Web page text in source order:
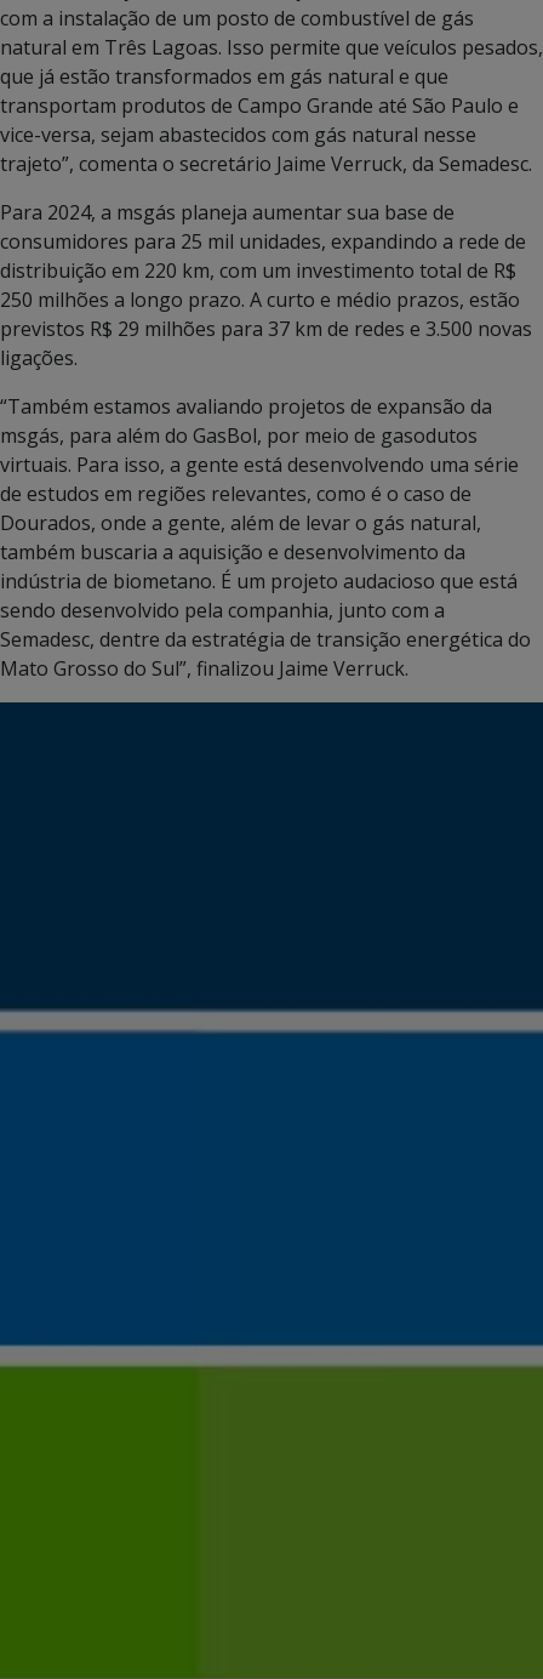
com a instalação de um posto de combustível de gás
natural em Três Lagoas. Isso permite que veículos pesados,
que já estão transformados em gás natural e que
transportam produtos de Campo Grande até São Paulo e
vice-versa, sejam abastecidos com gás natural nesse
trajeto”, comenta o secretário Jaime Verruck, da Semadesc.
Para 2024, a msgás planeja aumentar sua base de
consumidores para 25 mil unidades, expandindo a rede de
distribuição em 220 km, com um investimento total de R$
250 milhões a longo prazo. A curto e médio prazos, estão
previstos R$ 29 milhões para 37 km de redes e 3.500 novas
ligações.
“Também estamos avaliando projetos de expansão da
msgás, para além do GasBol, por meio de gasodutos
virtuais. Para isso, a gente está desenvolvendo uma série
de estudos em regiões relevantes, como é o caso de
Dourados, onde a gente, além de levar o gás natural,
também buscaria a aquisição e desenvolvimento da
indústria de biometano. É um projeto audacioso que está
sendo desenvolvido pela companhia, junto com a
Semadesc, dentre da estratégia de transição energética do
Mato Grosso do Sul”, finalizou Jaime Verruck.